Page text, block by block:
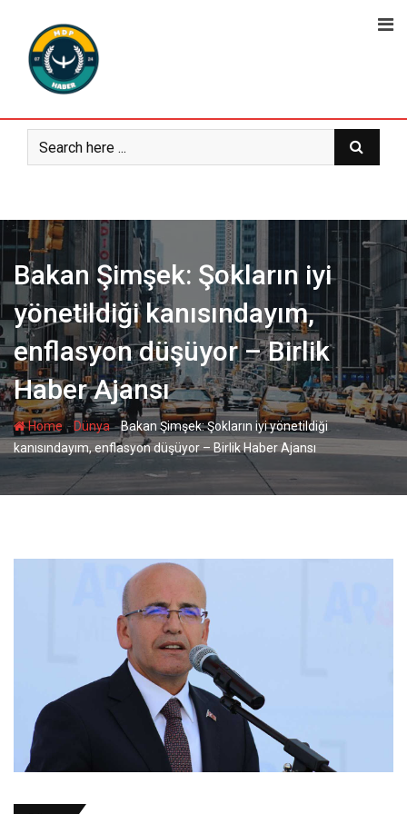
content
Bakan Şimşek: Şokların iyi
yönetildiği kanısındayım,
enflasyon düşüyor – Birlik
Haber Ajansı
Home-Dünya-Bakan Şimşek: Şokların iyi yönetildiği
kanısındayım, enflasyon düşüyor – Birlik Haber Ajansı